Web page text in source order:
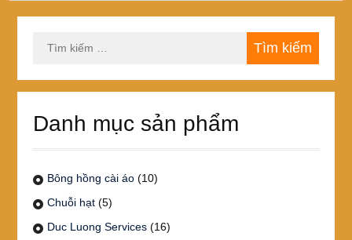
kiếm
Danh mục sản phẩm
Bông hồng cài áo (10)
Chuỗi hạt (5)
Duc Luong Services (16)